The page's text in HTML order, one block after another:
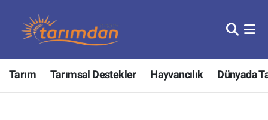
Tarım Tarımsal Destekler Hayvancılık Dünyada
Tarım
Hayvancılık
Nöbetçi Eczaneler
Hava Durumu